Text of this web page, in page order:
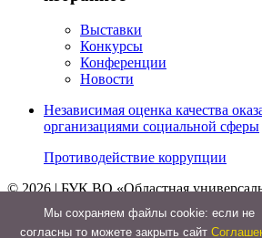
Выставки
Конкурсы
Конференции
Новости
Независимая оценка качества
организациями социальной сферы
Противодействие коррупции
© 2026 | БУК ВО «Областная
библиотека»
Мы cохраняем файлы cookie: если не
согласны то можете закрыть сайт